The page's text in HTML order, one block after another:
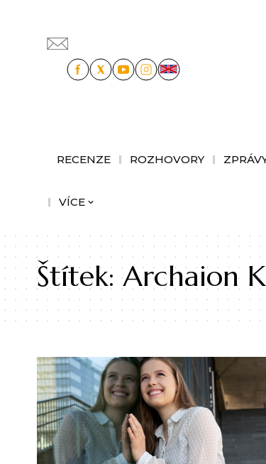
RECENZE ROZHOVORY
VÍCE
Štítek:Archaion